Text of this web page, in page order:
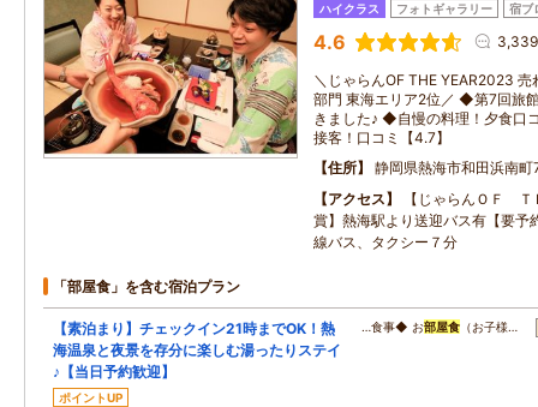
ハイクラス フォトギャラリー 宿ブ
4.6
＼じゃらんOF THE YEAR2023
部門 東海エリア2位／ ◆第7回旅
きました♪ ◆自慢の料理！夕食口
接客！口コミ【4.7】
住所
静岡県熱海市和田浜南
アクセス
【じゃらんＯＦ
賞】熱海駅より送迎バス有【要予
線バス、タクシー７分
「部屋食」を含む宿泊プラン
【素泊まり】チェックイン21時までOK！熱
海温泉と夜景を存分に楽しむ湯ったりステイ
♪【当日予約歓迎】
ポイントUP
…食事◆ お部屋食 （お子様…